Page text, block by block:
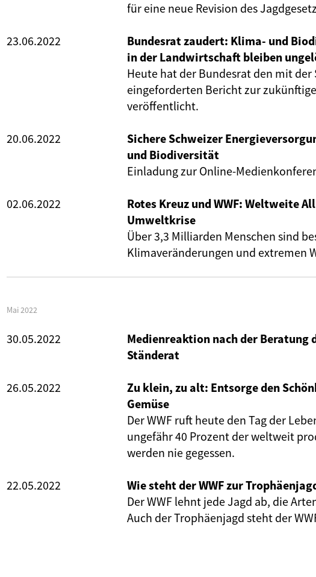
für eine neue Revision des
23.06.2022
Bundesrat zaudert: Klima- und
in der Landwirtschaft bleiben
Heute hat der Bundesrat den mit der
eingeforderten Bericht zur
veröffentlicht.
20.06.2022
Sichere Schweizer
und Biodiversität
Einladung zur Online-
02.06.2022
Rotes Kreuz und WWF: Weltweite
Umweltkrise
Über 3,3 Milliarden Menschen sind
Klimaveränderungen und extremen
Mai 2022
30.05.2022
Medienreaktion nach der Beratung
Ständerat
26.05.2022
Zu klein, zu alt: Entsorge den
Gemüse
Der WWF ruft heute den Tag der
ungefähr 40 Prozent der weltweit
werden nie gegessen.
22.05.2022
Wie steht der WWF zur
Der WWF lehnt jede Jagd ab, die
Auch der Trophäenjagd steht der